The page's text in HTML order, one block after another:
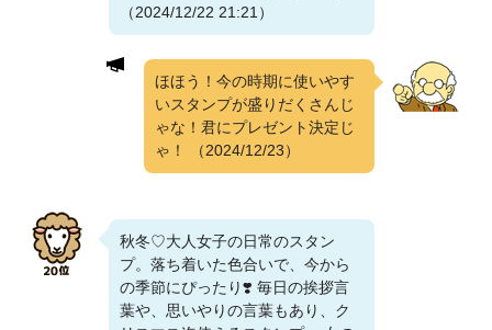
（2024/12/22 21:21）
ほほう！今の時期に使いやす
いスタンプが盛りだくさんじ
ゃな！君にプレゼント決定じ
ゃ！
（2024/12/23）
秋冬♡大人女子の日常のスタン
プ。落ち着いた色合いで、今から
の季節にぴったり❣️ 毎日の挨拶言
葉や、思いやりの言葉もあり、ク